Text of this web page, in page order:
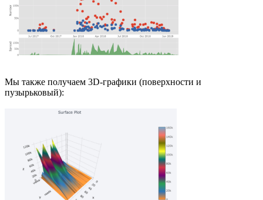
Мы также получаем 3D-графики (поверхности и
пузырьковый):